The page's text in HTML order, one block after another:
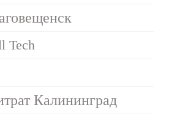
Tech
Калининград